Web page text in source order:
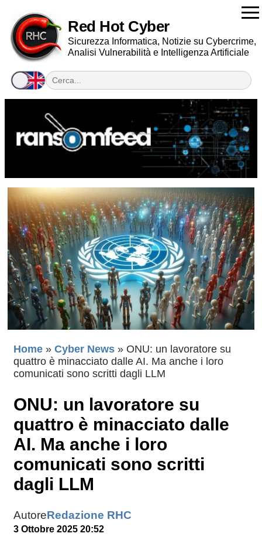
Red Hot Cyber
Sicurezza Informatica, Notizie su Cybercrime,
Analisi Vulnerabilità e Intelligenza Artificiale
Home » Cyber News » ONU: un lavoratore su
quattro è minacciato dalle AI. Ma anche i loro
comunicati sono scritti dagli LLM
ONU: un lavoratore su
quattro è minacciato dalle
AI. Ma anche i loro
comunicati sono scritti
dagli LLM
AutoreRedazione RHC
3 Ottobre 2025 20:52